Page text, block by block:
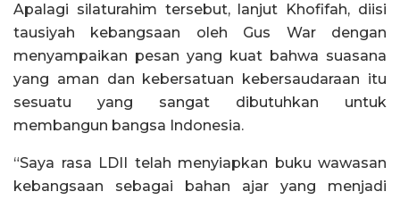
Apalagi silaturahim tersebut, lanjut Khofifah, diisi
tausiyah kebangsaan oleh Gus War dengan
menyampaikan pesan yang kuat bahwa suasana
yang aman dan kebersatuan kebersaudaraan itu
sesuatu yang sangat dibutuhkan untuk
membangun bangsa Indonesia.
“Saya rasa LDII telah menyiapkan buku wawasan
kebangsaan sebagai bahan ajar yang menjadi